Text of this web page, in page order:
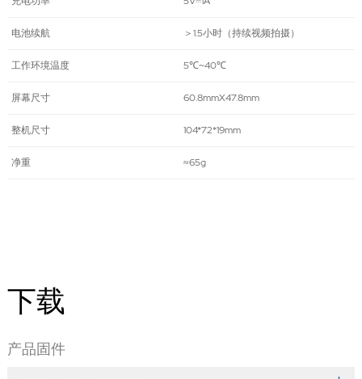
电池续航 ＞1.5小时（持续视频拍摄）
工作环境温度 5℃~40℃
屏幕尺寸 60.8mmX47.8mm
整机尺寸 104*72*19mm
净重 ≈65g
下载
产品固件